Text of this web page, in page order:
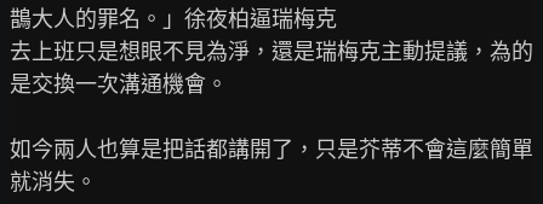
鵲大人的罪名。」徐夜柏逼瑞梅克
去上班只是想眼不見為淨，還是瑞梅克主動提議，為的
是交換一次溝通機會。
如今兩人也算是把話都講開了，只是芥蒂不會這麼簡單
就消失。